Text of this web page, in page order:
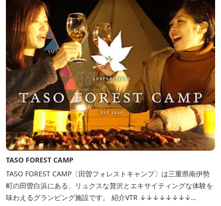
TASO FOREST CAMP
TASO FOREST CAMP〔田曽フォレストキャンプ〕は三重県南伊勢
町の田曽白浜にある、リュクスな贅沢とエキサイティングな体験を
味わえるグランピング施設です。 紹介VTR ↓↓↓↓↓↓↓↓